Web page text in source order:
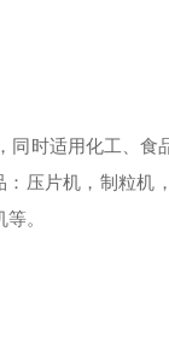
时适用化工、食
：压片机，制粒机
。